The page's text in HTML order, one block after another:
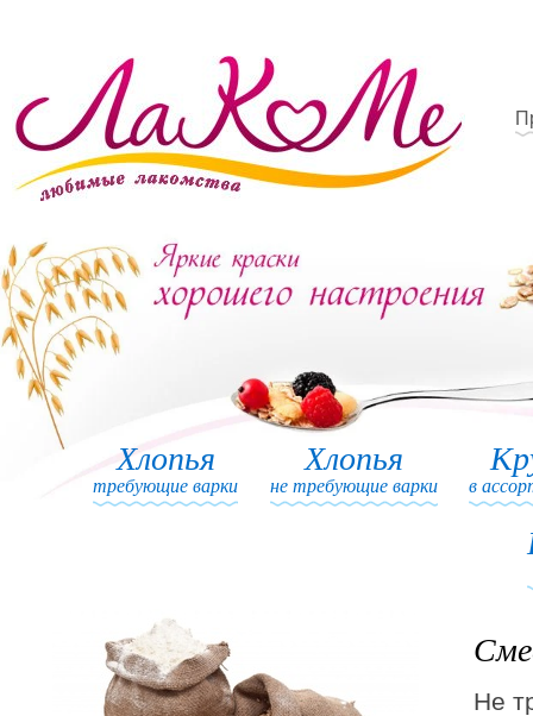
Хлопья
требующие варки
Хлопья
не требующие варки в
Не